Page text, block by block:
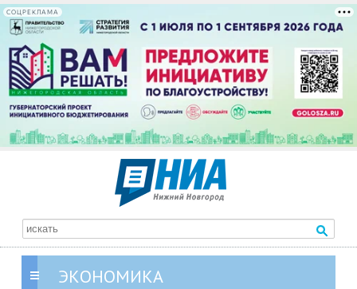
СОЦРЕКЛАМА
ЭКОНОМИКА